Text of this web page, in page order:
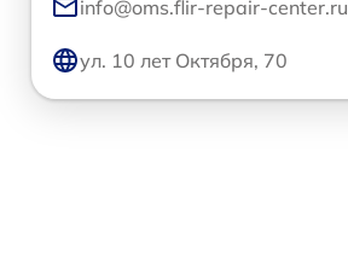
info@oms.flir-repair-center.ru
ул. 10 лет Октября, 70